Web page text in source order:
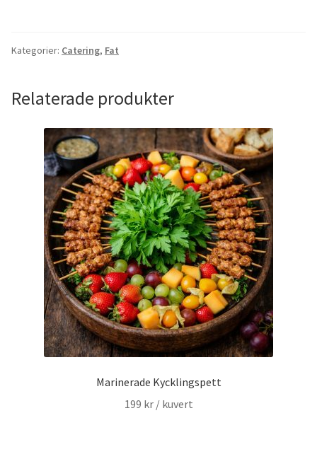
Kategorier: Catering, Fat
Relaterade produkter
Marinerade Kycklingspett
199 kr / kuvert